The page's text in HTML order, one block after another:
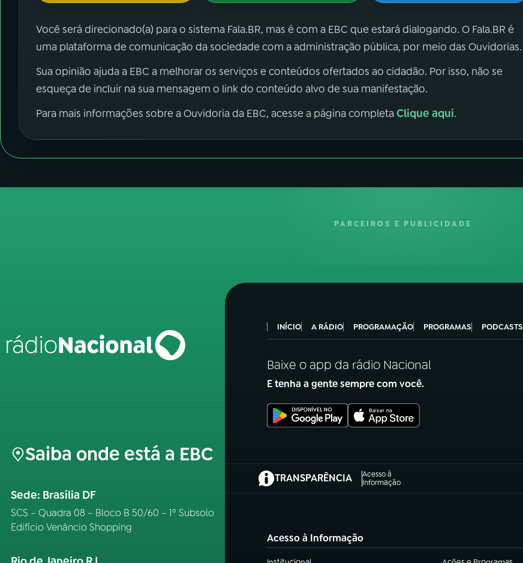
Você será direcionado(a) para o sistema Fala.BR, mas é com a EBC que estará dialogando. O Fala.BR é
uma plataforma de comunicação da sociedade com a administração pública, por meio das Ouvidorias.
Sua opinião ajuda a EBC a melhorar os serviços e conteúdos ofertados ao cidadão. Por isso, não se
esqueça de incluir na sua mensagem o link do conteúdo alvo de sua manifestação.
Para mais informações sobre a Ouvidoria da EBC, acesse a página completaClique aqui.
PARCEIROS E PUBLICIDADE
Saiba onde está a EBC
Sede: Brasília DF
SCS – Quadra 08 – Bloco B 50/60 – 1º Subsolo
Edifício Venâncio Shopping
INÍCIO A RÁDIO PROGRAMAÇÃO PROGRAMAS PODCASTS
Baixe o app da rádio Nacional
E tenha a gente sempre com você.
TRANSPARÊNCIA
Acesso à
Informação
(abre em nova aba)
Acesso à Informação